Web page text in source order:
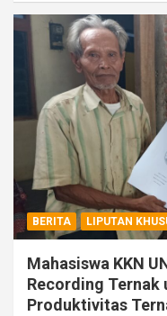
BERITA LIPUTAN
Mahasiswa KKN
Recording Ternak
Produktivitas